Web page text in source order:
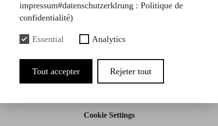
Nº 19
Mémo
Notizen zur politischen Ökonomie des
Krieges
Cookie Settings
impressum#datenschutzerklrung : Politique de
confidentialité)
Essential Analytics
Tout accepter Rejeter tout